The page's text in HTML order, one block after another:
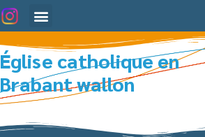
Église catholique en
Brabant wallon